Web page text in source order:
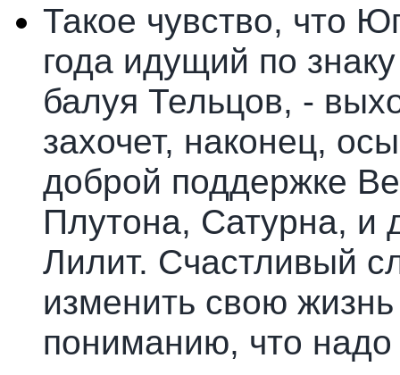
Такое чувство, что
года идущий по
балуя Тельцов, -
захочет, наконец,
доброй поддержке
Плутона, Сатурна, и
Лилит. Счастливый
изменить свою
пониманию, что надо